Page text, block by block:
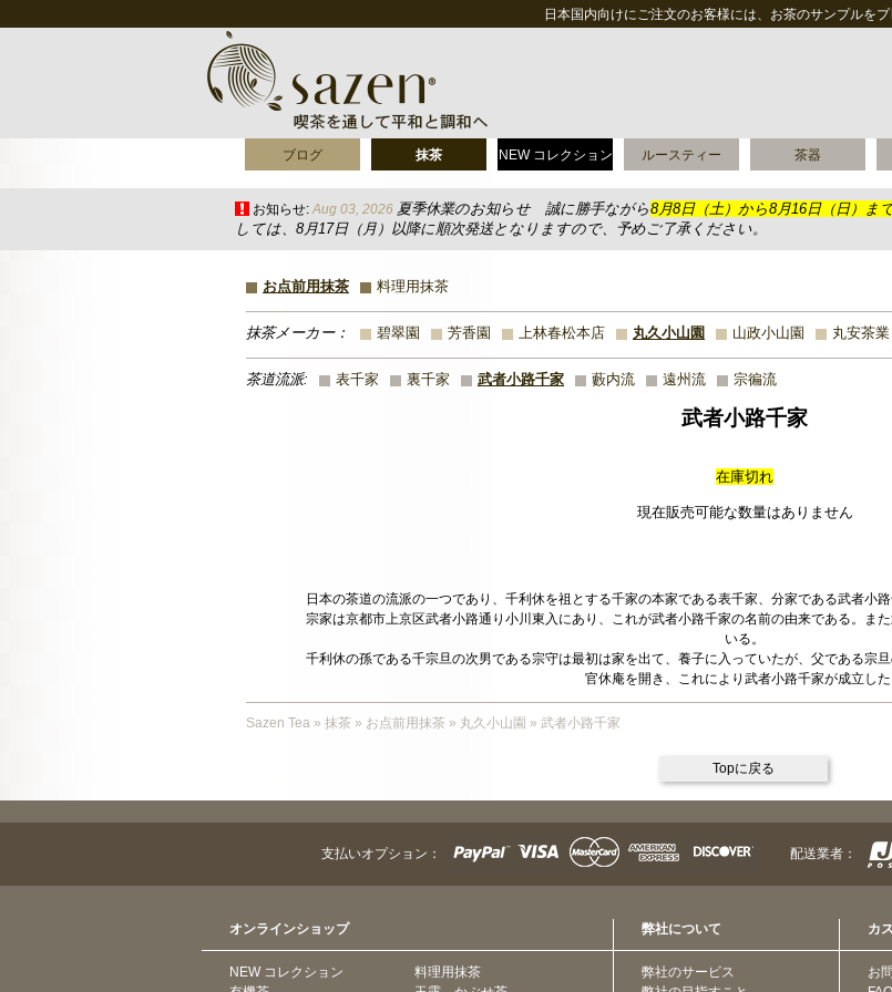
日本国内向けにご注文のお客様には、お茶のサンプルをプ
ブログ 抹茶 NEW コレクション ルースティー 茶器
お知らせ: Aug 03, 2026 夏季休業のお知らせ 誠に勝手ながら8月8日（土）から8月16日（日）ま
しては、8月17日（月）以降に順次発送となりますので、予めご了承ください。
お点前用抹茶 料理用抹茶
抹茶メーカー： 碧翠園 芳香園 上林春松本店 丸久小山園 山政小山園 丸安茶業
茶道流派: 表千家 裏千家 武者小路千家 藪内流 遠州流 宗徧流
武者小路千家
在庫切れ
現在販売可能な数量はありません
日本の茶道の流派の一つであり、千利休を祖とする千家の本家である表千家、分家である武者小
宗家は京都市上京区武者小路通り小川東入にあり、これが武者小路千家の名前の由来である。ま
いる。
千利休の孫である千宗旦の次男である宗守は最初は家を出て、養子に入っていたが、父である宗
官休庵を開き、これにより武者小路千家が成立した
Sazen Tea » 抹茶 » お点前用抹茶 » 丸久小山園 » 武者小路千家
Topに戻る
支払いオプション： 配送業者：
オンラインショップ
NEW コレクション
料理用抹茶
弊社について
弊社のサービス
カ
お